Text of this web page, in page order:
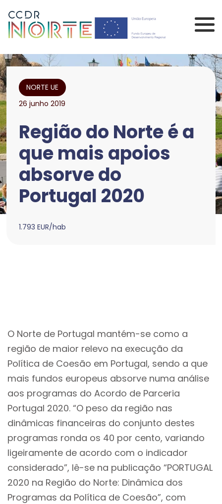
Comissão de
NORTE UE
26 junho 2019
Região do Norte é a
que mais apoios
absorve do
Portugal 2020
1.793 EUR/hab
O Norte de Portugal mantém-se como a
região de maior relevo na execução da
Política de Coesão em Portugal, sendo a que
mais fundos europeus absorve numa análise
aos programas do Acordo de Parceria
Portugal 2020. “O peso da região nas
dinâmicas financeiras do conjunto destes
programas ronda os 40 por cento, variando
ligeiramente de acordo com o indicador
considerado”, lê-se na publicação “PORTUGAL
2020 na Região do Norte: Dinâmica dos
Programas da Política de Coesão”, com